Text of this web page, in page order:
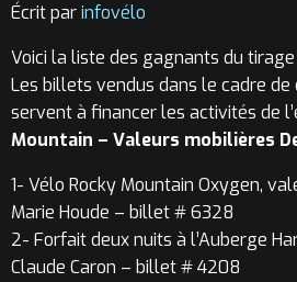
Écrit parinfovélo
Voici la liste des gagnants du tirage
Les billets vendus dans le cadre
servent à financer les activités de
Mountain – Valeurs mobilières
1- Vélo Rocky Mountain Oxygen,
Marie Houde – billet # 6328
2- Forfait deux nuits à l’Auberge
Claude Caron – billet # 4208